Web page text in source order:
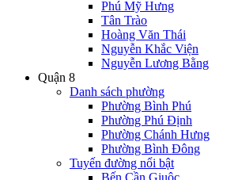
Phú Mỹ Hưng
Tân Trào
Hoàng Văn Thái
Nguyễn Khắc Viện
Nguyễn Lương Bằng
Quận 8
Danh sách phường
Phường Bình Phú
Phường Phú Định
Phường Chánh Hưng
Phường Bình Đông
Tuyến đường nổi bật
Bến Cần Giuộc